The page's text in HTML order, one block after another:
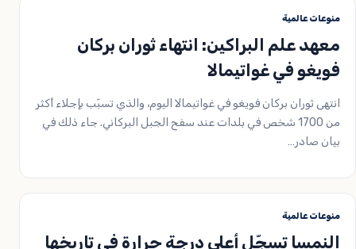
منوعات عالمية
معهد علم البراكين: انتهاء ثوران بركان
فويغو في غواتيمالا
انتهى ثوران بركان فويغو في غواتيمالا اليوم، والذي تسبّب بإجلاء أكثر
من 1700 شخص في بلدات عند سفح الجبل البركاني. جاء ذلك في
بيان صادر…
منوعات عالمية
النمسا تسجّل أعلى درجة حرارة في تاريخها